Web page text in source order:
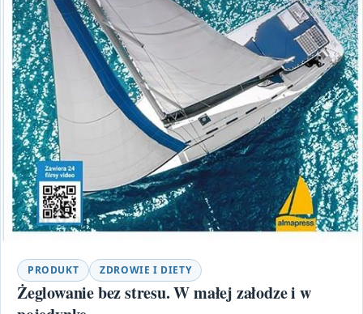
PRODUKT ZDROWIE I DIETY
Żeglowanie bez stresu. W małej załodze i w